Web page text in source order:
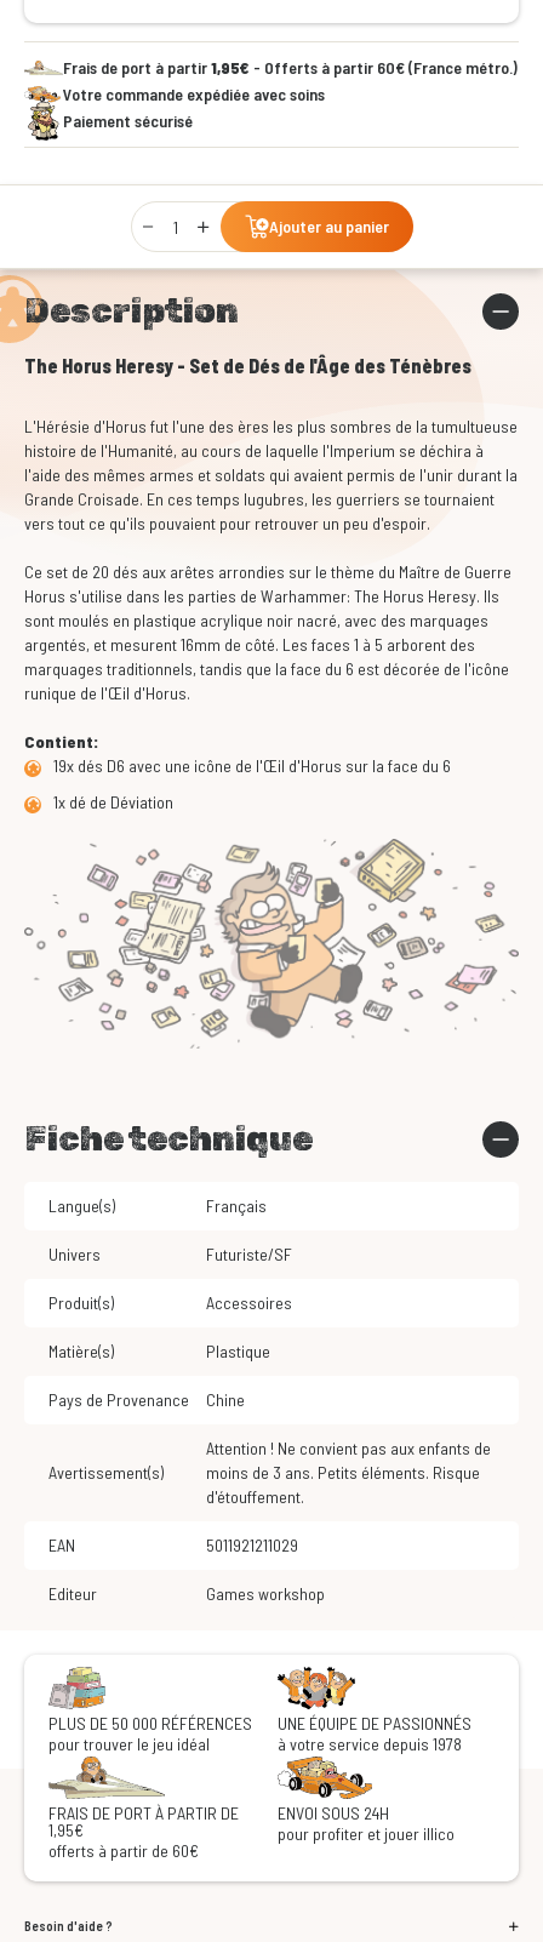
Frais de port à partir1,95€ - Offerts à partir 60€ (France métro.)
Votre commande expédiée avec soins
Paiement sécurisé
Qty
Ajouter au panier
Description
The Horus Heresy - Set de Dés de l'Âge des Ténèbres
L'Hérésie d'Horus fut l'une des ères les plus sombres de la tumultueuse
histoire de l'Humanité, au cours de laquelle l'Imperium se déchira à
l'aide des mêmes armes et soldats qui avaient permis de l'unir durant la
Grande Croisade. En ces temps lugubres, les guerriers se tournaient
vers tout ce qu'ils pouvaient pour retrouver un peu d'espoir.
Ce set de 20 dés aux arêtes arrondies sur le thème du Maître de Guerre
Horus s'utilise dans les parties de Warhammer: The Horus Heresy. Ils
sont moulés en plastique acrylique noir nacré, avec des marquages
argentés, et mesurent 16mm de côté. Les faces 1 à 5 arborent des
marquages traditionnels, tandis que la face du 6 est décorée de l'icône
runique de l'Œil d'Horus.
Contient:
19x dés D6 avec une icône de l'Œil d'Horus sur la face du 6
1x dé de Déviation
Fiche technique
Langue(s) Français
Univers Futuriste/SF
Produit(s) Accessoires
Matière(s) Plastique
Pays de Provenance Chine
Avertissement(s)
Attention ! Ne convient pas aux enfants de
moins de 3 ans. Petits éléments. Risque
d'étouffement.
EAN 5011921211029
Editeur Games workshop
PLUS DE 50 000 RÉFÉRENCES
pour trouver le jeu idéal
UNE ÉQUIPE DE PASSIONNÉS
à votre service depuis 1978
FRAIS DE PORT À PARTIR DE
1,95€
offerts à partir de 60€
ENVOI SOUS 24H
pour profiter et jouer illico
Besoin d'aide ?